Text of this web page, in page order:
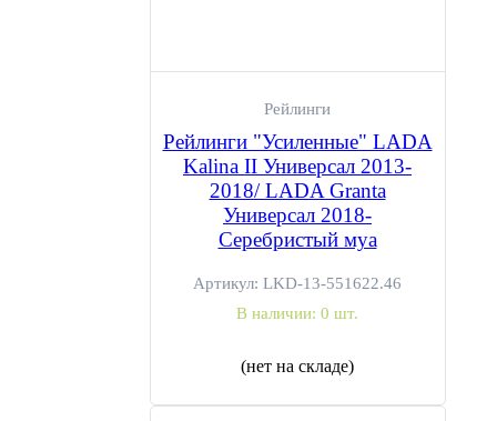
Рейлинги
Рейлинги "Усиленные" LADA
Kalina II Универсал 2013-
2018/ LADA Granta
Универсал 2018-
Серебристый муа
Артикул: LKD-13-551622.46
В наличии: 0 шт.
(нет на складе)